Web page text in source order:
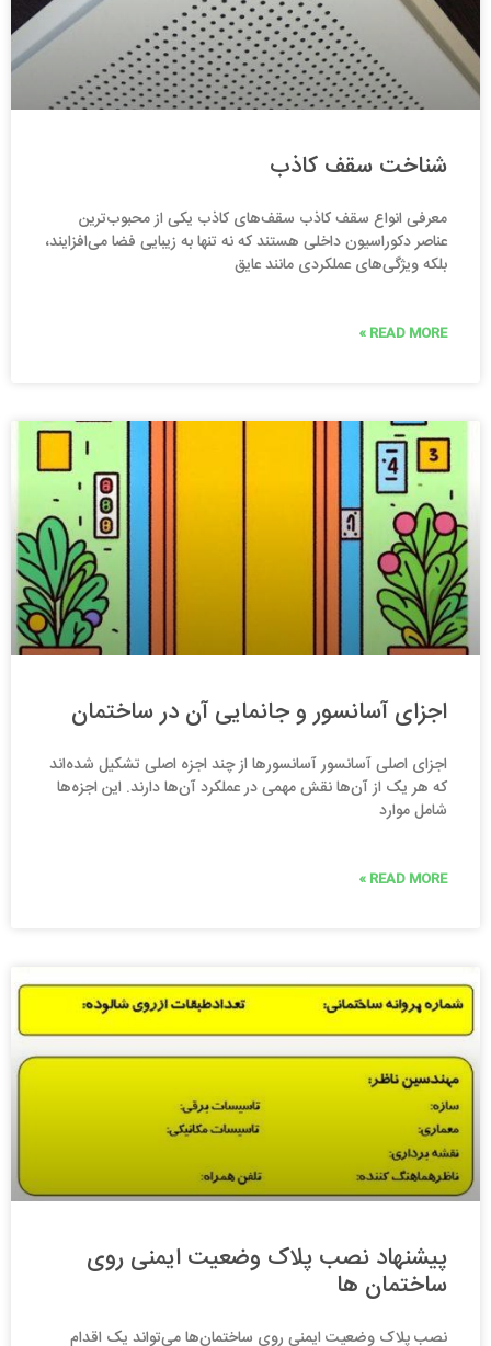
شناخت سقف کاذب
معرفی انواع سقف کاذب سقف‌های کاذب یکی از محبوب‌ترین
عناصر دکوراسیون داخلی هستند که نه تنها به زیبایی فضا می‌افزایند،
بلکه ویژگی‌های عملکردی مانند عایق
READ MORE »
اجزای آسانسور و جانمایی آن در ساختمان
اجزای اصلی آسانسور آسانسورها از چند اجزه اصلی تشکیل شده‌اند
که هر یک از آن‌ها نقش مهمی در عملکرد آن‌ها دارند. این اجزه‌ها
شامل موارد
READ MORE »
پیشنهاد نصب پلاک وضعیت ایمنی روی
ساختمان‌ ها
نصب پلاک وضعیت ایمنی روی ساختمان‌ها می‌تواند یک اقدام